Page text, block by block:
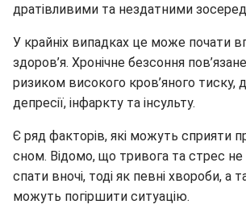
дратівливими та нездатними
У крайніх випадках це може почати
здоров’я. Хронічне безсоння
ризиком високого кров’яного тиску,
депресії, інфаркту та інсульту.
Є ряд факторів, які можуть сприяти
сном. Відомо, що тривога та стрес
спати вночі, тоді як певні хвороби, а
можуть погіршити ситуацію.